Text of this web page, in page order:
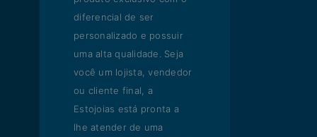
diferencial de ser
personalizado e possuir
uma alta qualidade. Seja
você um lojista, vendedor
ou cliente final, a
Estojoias está pronta a
lhe atender de uma